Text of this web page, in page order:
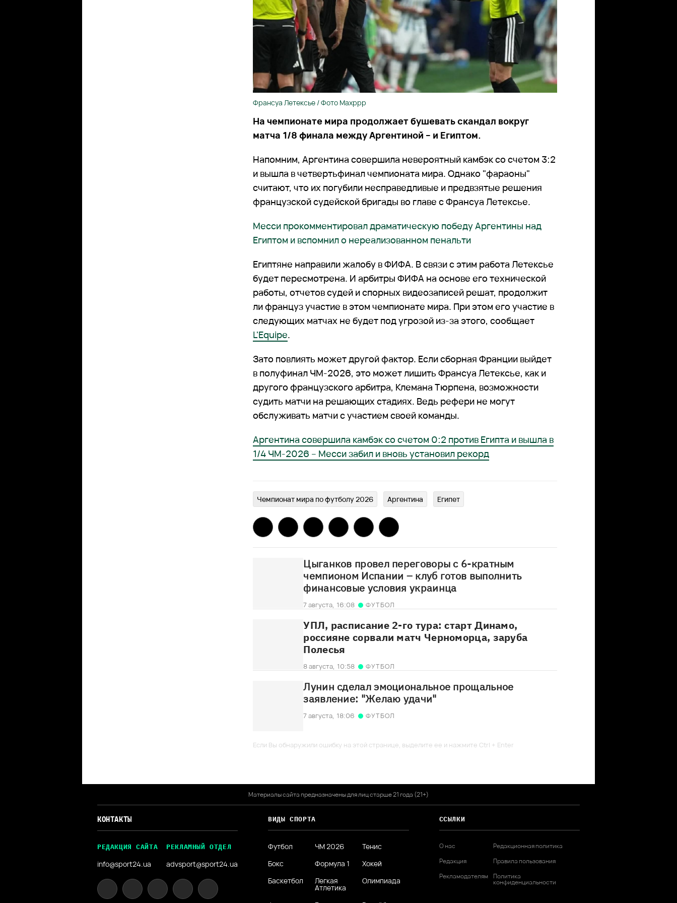
Франсуа Летексье / Фото Maxppp
На чемпионате мира продолжает бушевать скандал вокруг
матча 1/8 финала между Аргентиной – и Египтом.
Напомним, Аргентина совершила невероятный камбэк со счетом 3:2
и вышла в четвертьфинал чемпионата мира. Однако "фараоны"
считают, что их погубили несправедливые и предвзятые решения
французской судейской бригады во главе с Франсуа Летексье.
Месси прокомментировал драматическую победу Аргентины над
Египтом и вспомнил о нереализованном пенальти
Египтяне направили жалобу в ФИФА. В связи с этим работа Летексье
будет пересмотрена. И арбитры ФИФА на основе его технической
работы, отчетов судей и спорных видеозаписей решат, продолжит
ли француз участие в этом чемпионате мира. При этом его участие в
следующих матчах не будет под угрозой из-за этого, сообщает
L'Equipe.
Зато повлиять может другой фактор. Если сборная Франции выйдет
в полуфинал ЧМ-2026, это может лишить Франсуа Летексье, как и
другого французского арбитра, Клемана Тюрпена, возможности
судить матчи на решающих стадиях. Ведь рефери не могут
обслуживать матчи с участием своей команды.
Аргентина совершила камбэк со счетом 0:2 против Египта и вышла в
1/4 ЧМ-2026 – Месси забил и вновь установил рекорд
Чемпионат мира по футболу 2026 Аргентина Египет
Цыганков провел переговоры с 6-кратным
чемпионом Испании – клуб готов выполнить
финансовые условия украинца
7 августа, 16:08 ФУТБОЛ
УПЛ, расписание 2-го тура: старт Динамо,
россияне сорвали матч Черноморца, заруба
Полесья
8 августа, 10:58 ФУТБОЛ
Лунин сделал эмоциональное прощальное
заявление: "Желаю удачи"
7 августа, 18:06 ФУТБОЛ
Если Вы обнаружили ошибку на этой странице, выделите ее и нажмите Ctrl + Enter
Материалы сайта предназначены для лиц старше 21 года (21+)
КОНТАКТЫ
РЕДАКЦИЯ САЙТА
info@sport24.ua
РЕКЛАМНЫЙ ОТДЕЛ
advsport@sport24.ua
ВИДЫ СПОРТА
Футбол ЧМ 2026
Тенис
Бокс
Формула 1
Хокей
Баскетбол
Легкая
Атлетика
Олимпиада
ССЫЛКИ
О нас
Редакция
Рекламодателям
Редакционная политика
Правила пользования
Политика
конфиденциальности